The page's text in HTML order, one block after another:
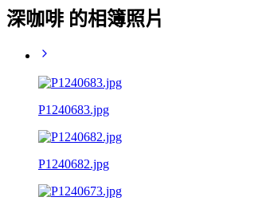
深咖啡 的相簿照片
P1240683.jpg
P1240682.jpg